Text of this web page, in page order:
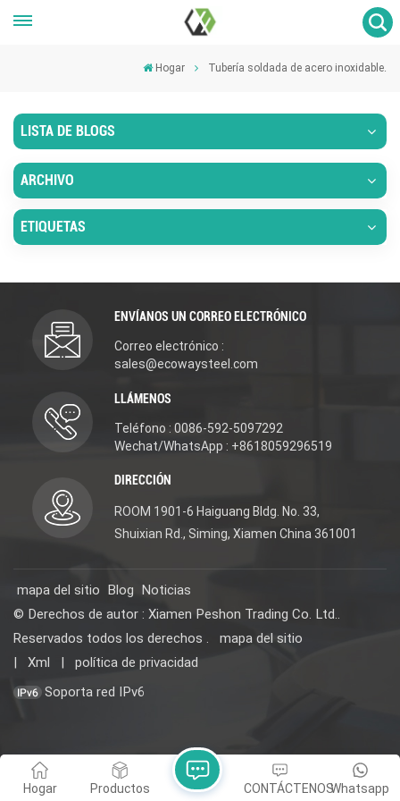
Hogar Tubería soldada de acero inoxidable.
LISTA DE BLOGS
ARCHIVO
ETIQUETAS
ENVÍANOS UN CORREO ELECTRÓNICO
Correo electrónico :
sales@ecowaysteel.com
LLÁMENOS
Teléfono : 0086-592-5097292
Wechat/WhatsApp : +8618059296519
DIRECCIÓN
ROOM 1901-6 Haiguang Bldg. No. 33,
Shuixian Rd., Siming, Xiamen China 361001
mapa del sitio Blog Noticias
© Derechos de autor : Xiamen Peshon Trading Co. Ltd..
Reservados todos los derechos .
mapa del sitio
|
Xml |
política de privacidad
Soporta red IPv6
Hogar Productos Whatsapp
CONTÁCTENOS